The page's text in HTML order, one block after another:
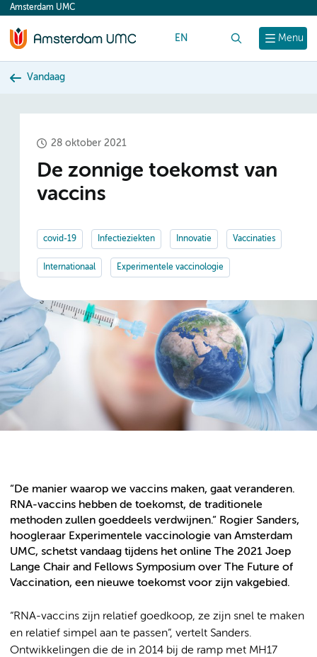
content
Menu
Amsterdam UMC
EN
Vandaag
28 oktober 2021
De zonnige toekomst van
vaccins
covid-19 Infectieziekten Innovatie Vaccinaties
Internationaal Experimentele vaccinologie
“De manier waarop we vaccins maken, gaat veranderen.
RNA-vaccins hebben de toekomst, de traditionele
methoden zullen goeddeels verdwijnen.” Rogier Sanders,
hoogleraar Experimentele vaccinologie van Amsterdam
UMC, schetst vandaag tijdens het online The 2021 Joep
Lange Chair and Fellows Symposium over The Future of
Vaccination, een nieuwe toekomst voor zijn vakgebied.
“RNA-vaccins zijn relatief goedkoop, ze zijn snel te maken
en relatief simpel aan te passen”, vertelt Sanders.
Ontwikkelingen die de in 2014 bij de ramp met MH17